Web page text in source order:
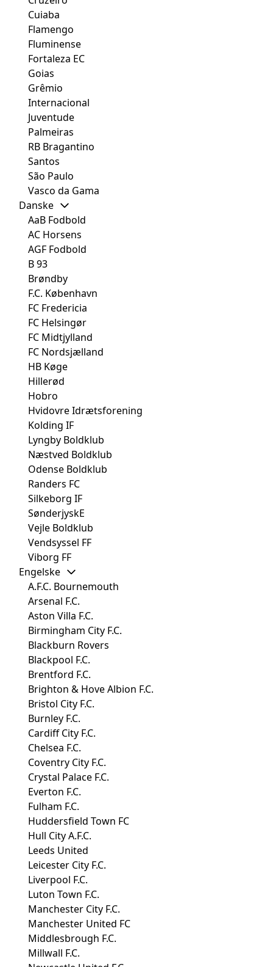
Cuiaba
Flamengo
Fluminense
Fortaleza EC
Goias
Grêmio
Internacional
Juventude
Palmeiras
RB Bragantino
Santos
São Paulo
Vasco da Gama
Danske
AaB Fodbold
AC Horsens
AGF Fodbold
B 93
Brøndby
F.C. København
FC Fredericia
FC Helsingør
FC Midtjylland
FC Nordsjælland
HB Køge
Hillerød
Hobro
Hvidovre Idrætsforening
Kolding IF
Lyngby Boldklub
Næstved Boldklub
Odense Boldklub
Randers FC
Silkeborg IF
SønderjyskE
Vejle Boldklub
Vendsyssel FF
Viborg FF
Engelske
A.F.C. Bournemouth
Arsenal F.C.
Aston Villa F.C.
Birmingham City F.C.
Blackburn Rovers
Blackpool F.C.
Brentford F.C.
Brighton & Hove Albion F.C.
Bristol City F.C.
Burnley F.C.
Cardiff City F.C.
Chelsea F.C.
Coventry City F.C.
Crystal Palace F.C.
Everton F.C.
Fulham F.C.
Huddersfield Town FC
Hull City A.F.C.
Leeds United
Leicester City F.C.
Liverpool F.C.
Luton Town F.C.
Manchester City F.C.
Manchester United FC
Middlesbrough F.C.
Millwall F.C.